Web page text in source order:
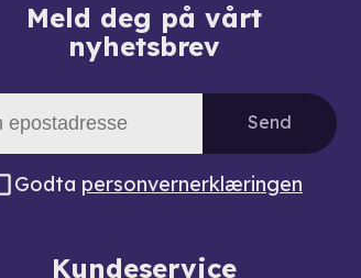
Meld deg på vårt
nyhetsbrev
Send
Godta personvernerklæringen
Kundeservice